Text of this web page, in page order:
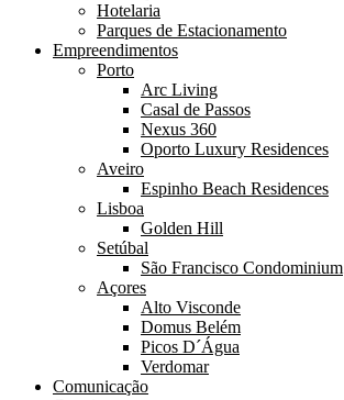
Hotelaria
Parques de Estacionamento
Empreendimentos
Porto
Arc Living
Casal de Passos
Nexus 360
Oporto Luxury Residences
Aveiro
Espinho Beach Residences
Lisboa
Golden Hill
Setúbal
São Francisco Condominium
Açores
Alto Visconde
Domus Belém
Picos D´Água
Verdomar
Comunicação